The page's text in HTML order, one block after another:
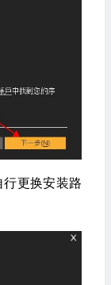
更换安装路